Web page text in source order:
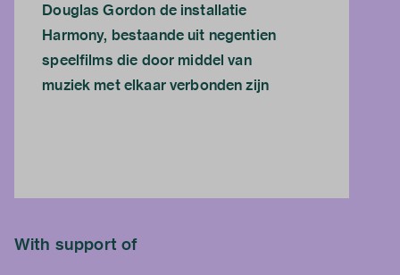
Douglas Gordon de installatie
Harmony, bestaande uit negentien
speelfilms die door middel van
muziek met elkaar verbonden zijn
With support of